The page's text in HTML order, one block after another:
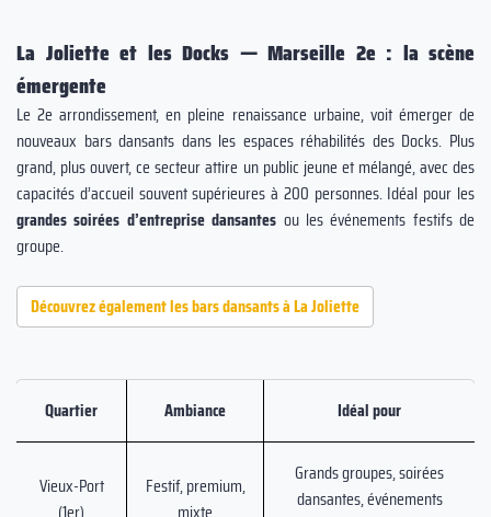
La Joliette et les Docks — Marseille 2e : la scène
émergente
Le 2e arrondissement, en pleine renaissance urbaine, voit émerger de
nouveaux bars dansants dans les espaces réhabilités des Docks. Plus
grand, plus ouvert, ce secteur attire un public jeune et mélangé, avec des
capacités d’accueil souvent supérieures à 200 personnes. Idéal pour les
grandes soirées d’entreprise dansantes ou les événements festifs de
groupe.
Découvrez également les bars dansants à La Joliette
Quartier Ambiance Idéal pour
Vieux-Port
Festif, premium,
Grands groupes, soirées
dansantes, événements